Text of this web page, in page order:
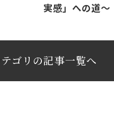
実感」への道～
ゴリの記事⼀覧へ